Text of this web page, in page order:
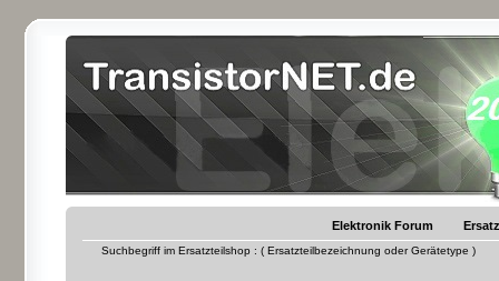
Elektronik Forum
Suchbegriff im Ersatzteilshop : ( Ersatzteilbezeichnung oder Gerätetype )